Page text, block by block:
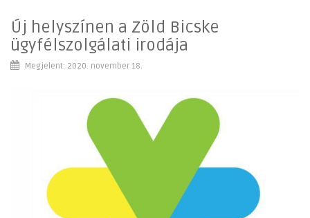
Új helyszínen a Zöld Bicske
ügyfélszolgálati irodája
Megjelent: 2020. november 18.